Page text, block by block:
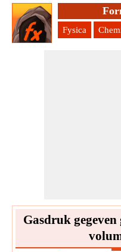
Fysica
Gasdruk